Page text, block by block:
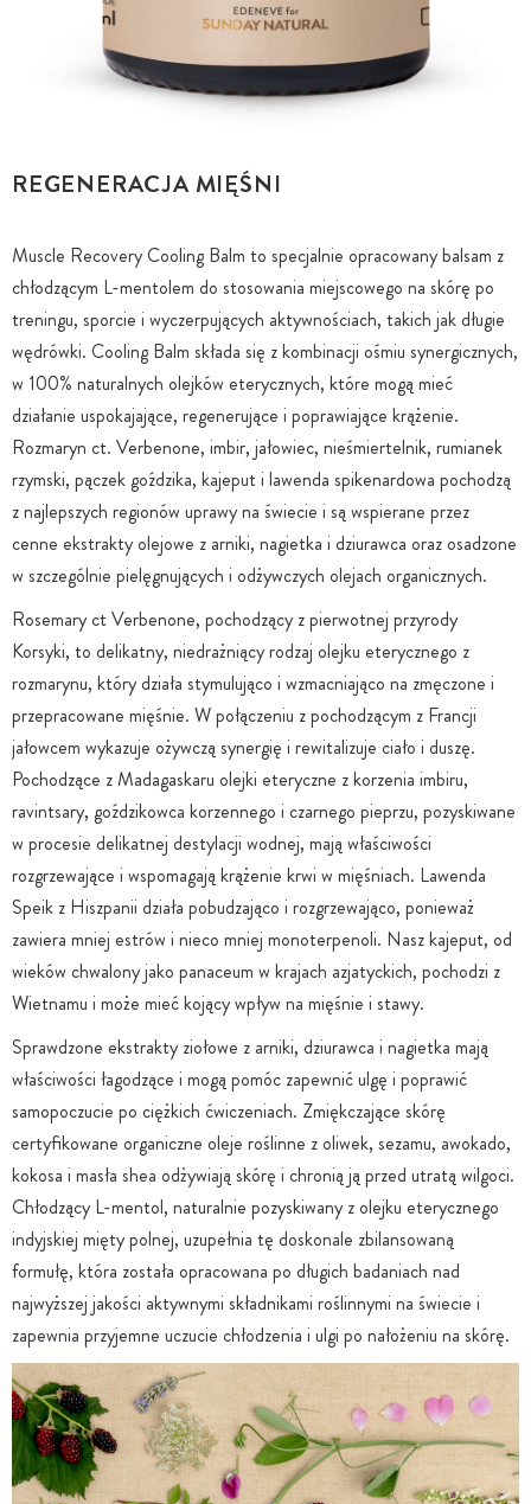
REGENERACJA MIĘŚNI
Muscle Recovery Cooling Balm to specjalnie opracowany balsam z
chłodzącym L-mentolem do stosowania miejscowego na skórę po
treningu, sporcie i wyczerpujących aktywnościach, takich jak długie
wędrówki. Cooling Balm składa się z kombinacji ośmiu synergicznych,
w 100% naturalnych olejków eterycznych, które mogą mieć
działanie uspokajające, regenerujące i poprawiające krążenie.
Rozmaryn ct. Verbenone, imbir, jałowiec, nieśmiertelnik, rumianek
rzymski, pączek goździka, kajeput i lawenda spikenardowa pochodzą
z najlepszych regionów uprawy na świecie i są wspierane przez
cenne ekstrakty olejowe z arniki, nagietka i dziurawca oraz osadzone
w szczególnie pielęgnujących i odżywczych olejach organicznych.
Rosemary ct Verbenone, pochodzący z pierwotnej przyrody
Korsyki, to delikatny, niedrażniący rodzaj olejku eterycznego z
rozmarynu, który działa stymulująco i wzmacniająco na zmęczone i
przepracowane mięśnie. W połączeniu z pochodzącym z Francji
jałowcem wykazuje ożywczą synergię i rewitalizuje ciało i duszę.
Pochodzące z Madagaskaru olejki eteryczne z korzenia imbiru,
ravintsary, goździkowca korzennego i czarnego pieprzu, pozyskiwane
w procesie delikatnej destylacji wodnej, mają właściwości
rozgrzewające i wspomagają krążenie krwi w mięśniach. Lawenda
Speik z Hiszpanii działa pobudzająco i rozgrzewająco, ponieważ
zawiera mniej estrów i nieco mniej monoterpenoli. Nasz kajeput, od
wieków chwalony jako panaceum w krajach azjatyckich, pochodzi z
Wietnamu i może mieć kojący wpływ na mięśnie i stawy.
Sprawdzone ekstrakty ziołowe z arniki, dziurawca i nagietka mają
właściwości łagodzące i mogą pomóc zapewnić ulgę i poprawić
samopoczucie po ciężkich ćwiczeniach. Zmiękczające skórę
certyfikowane organiczne oleje roślinne z oliwek, sezamu, awokado,
kokosa i masła shea odżywiają skórę i chronią ją przed utratą wilgoci.
Chłodzący L-mentol, naturalnie pozyskiwany z olejku eterycznego
indyjskiej mięty polnej, uzupełnia tę doskonale zbilansowaną
formułę, która została opracowana po długich badaniach nad
najwyższej jakości aktywnymi składnikami roślinnymi na świecie i
zapewnia przyjemne uczucie chłodzenia i ulgi po nałożeniu na skórę.